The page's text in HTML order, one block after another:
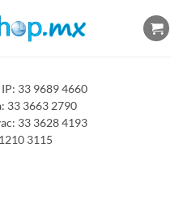
33 9689 4660
33 3663 2790
33 3628 4193
3115